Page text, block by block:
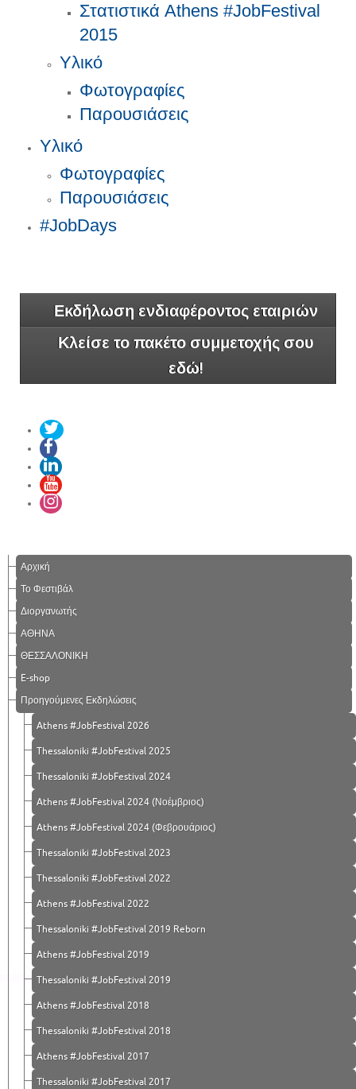
Στατιστικά Athens #JobFestival
2015
Υλικό
Φωτογραφίες
Παρουσιάσεις
Υλικό
Φωτογραφίες
Παρουσιάσεις
#JobDays
Εκδήλωση ενδιαφέροντος εταιριών
Κλείσε το πακέτο συμμετοχής σου
εδώ!
Αρχική
Το Φεστιβάλ
Διοργανωτής
ΑΘΗΝΑ
ΘΕΣΣΑΛΟΝΙΚΗ
E-shop
Προηγούμενες Εκδηλώσεις
Athens #JobFestival 2026
Thessaloniki #JobFestival 2025
Thessaloniki #JobFestival 2024
Athens #JobFestival 2024 (Νοέμβριος)
Athens #JobFestival 2024 (Φεβρουάριος)
Thessaloniki #JobFestival 2023
Thessaloniki #JobFestival 2022
Athens #JobFestival 2022
Thessaloniki #JobFestival 2019 Reborn
Athens #JobFestival 2019
Thessaloniki #JobFestival 2019
Athens #JobFestival 2018
Thessaloniki #JobFestival 2018
Athens #JobFestival 2017
Τhessaloniki #JobFestival 2017